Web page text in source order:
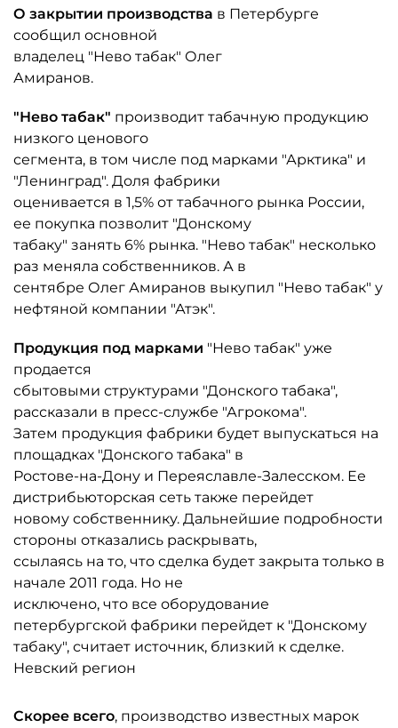
О закрытии производства в Петербурге
сообщил основной
владелец "Нево табак" Олег
Амиранов.
"Нево табак" производит табачную продукцию
низкого ценового
сегмента, в том числе под марками "Арктика" и
"Ленинград". Доля фабрики
оценивается в 1,5% от табачного рынка России,
ее покупка позволит "Донскому
табаку" занять 6% рынка. "Нево табак" несколько
раз меняла собственников. А в
сентябре Олег Амиранов выкупил "Нево табак" у
нефтяной компании "Атэк".
Продукция под марками "Нево табак" уже
продается
сбытовыми структурами "Донского табака",
рассказали в пресс-службе "Агрокома".
Затем продукция фабрики будет выпускаться на
площадках "Донского табака" в
Ростове-на-Дону и Переяславле-Залесском. Ее
дистрибьюторская сеть также перейдет
новому собственнику. Дальнейшие подробности
стороны отказались раскрывать,
ссылаясь на то, что сделка будет закрыта только в
начале 2011 года. Но не
исключено, что все оборудование
петербургской фабрики перейдет к "Донскому
табаку", считает источник, близкий к сделке.
Невский регион
Скорее всего, производство известных марок